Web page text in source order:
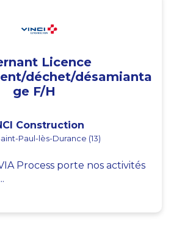
Licence
déchet/désamianta
ge F/H
Construction
Paul-lès-Durance (13)
Process porte nos activités